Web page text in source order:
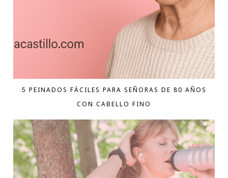
5 PEINADOS FÁCILES PARA SEÑORAS DE 80 AÑOS
CON CABELLO FINO